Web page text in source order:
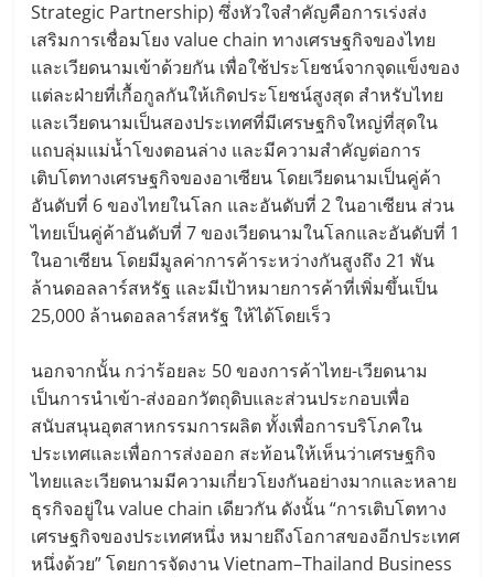
Strategic Partnership) ซึ่งหัวใจสำคัญคือการเร่งส่ง
เสริมการเชื่อมโยง value chain ทางเศรษฐกิจของไทย
และเวียดนามเข้าด้วยกัน เพื่อใช้ประโยชน์จากจุดแข็งของ
แต่ละฝ่ายที่เกื้อกูลกันให้เกิดประโยชน์สูงสุด สำหรับไทย
และเวียดนามเป็นสองประเทศที่มีเศรษฐกิจใหญ่ที่สุดใน
แถบลุ่มแม่น้ำโขงตอนล่าง และมีความสำคัญต่อการ
เติบโตทางเศรษฐกิจของอาเซียน โดยเวียดนามเป็นคู่ค้า
อันดับที่ 6 ของไทยในโลก และอันดับที่ 2 ในอาเซียน ส่วน
ไทยเป็นคู่ค้าอันดับที่ 7 ของเวียดนามในโลกและอันดับที่ 1
ในอาเซียน โดยมีมูลค่าการค้าระหว่างกันสูงถึง 21 พัน
ล้านดอลลาร์สหรัฐ และมีเป้าหมายการค้าที่เพิ่มขึ้นเป็น
25,000 ล้านดอลลาร์สหรัฐ ให้ได้โดยเร็ว
นอกจากนั้น กว่าร้อยละ 50 ของการค้าไทย-เวียดนาม
เป็นการนำเข้า-ส่งออกวัตถุดิบและส่วนประกอบเพื่อ
สนับสนุนอุตสาหกรรมการผลิต ทั้งเพื่อการบริโภคใน
ประเทศและเพื่อการส่งออก สะท้อนให้เห็นว่าเศรษฐกิจ
ไทยและเวียดนามมีความเกี่ยวโยงกันอย่างมากและหลาย
ธุรกิจอยู่ใน value chain เดียวกัน ดังนั้น “การเติบโตทาง
เศรษฐกิจของประเทศหนึ่ง หมายถึงโอกาสของอีกประเทศ
หนึ่งด้วย” โดยการจัดงาน Vietnam–Thailand Business